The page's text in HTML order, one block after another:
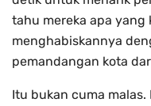
tahu mereka apa yang
menghabiskannya
pemandangan kota
Itu bukan cuma